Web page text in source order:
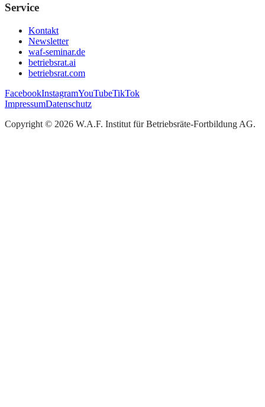
Service
Kontakt
Newsletter
waf-seminar.de
betriebsrat.ai
betriebsrat.com
FacebookInstagramYouTubeTikTok
ImpressumDatenschutz
Copyright © 2026 W.A.F. Institut für Betriebsräte-Fortbildung AG.